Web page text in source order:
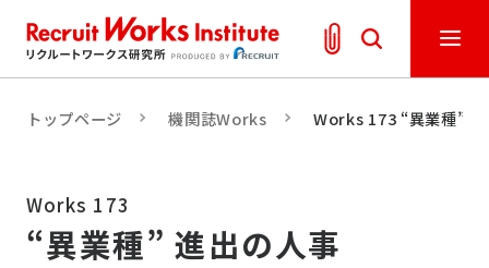
トップページ 機関誌Works Works 173 “異業種”
Works 173
“異業種” 進出の人事